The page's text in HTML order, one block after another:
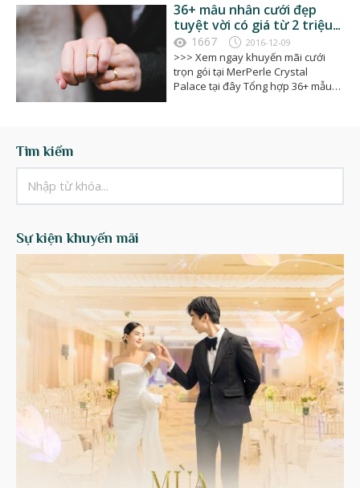
36+ mẫu nhẫn cưới đẹp
tuyệt vời có giá từ 2 triệu
đến 3 triệu ở TPHCM
1667 2016-12-09
>>> Xem ngay khuyến mãi cưới
trọn gói tại MerPerle Crystal
Palace tại đây Tổng hợp 36+ mẫu
Tìm kiếm
Sự kiện khuyến mãi